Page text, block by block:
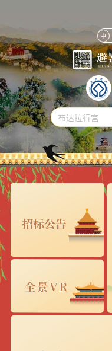
中
布达拉行宫